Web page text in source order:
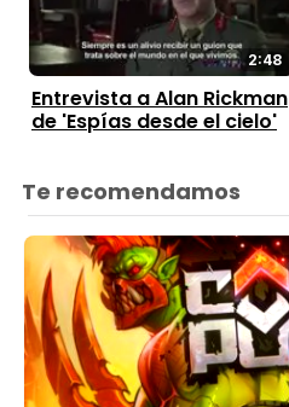
2:48
Entrevista a Alan Rickman
de 'Espías desde el cielo'